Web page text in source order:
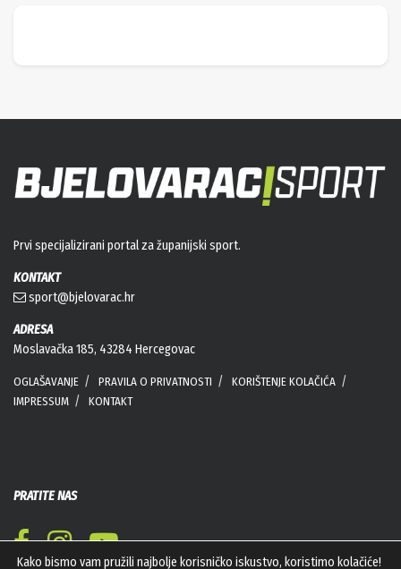
Prvi specijalizirani portal za županijski sport.
KONTAKT
sport@bjelovarac.hr
ADRESA
Moslavačka 185, 43284 Hercegovac
OGLAŠAVANJE PRAVILA O PRIVATNOSTI
KORIŠTENJE KOLAČIĆA
IMPRESSUM
KONTAKT
PRATITE NAS
Kako bismo vam pružili najbolje korisničko iskustvo, koristimo kolačiće!